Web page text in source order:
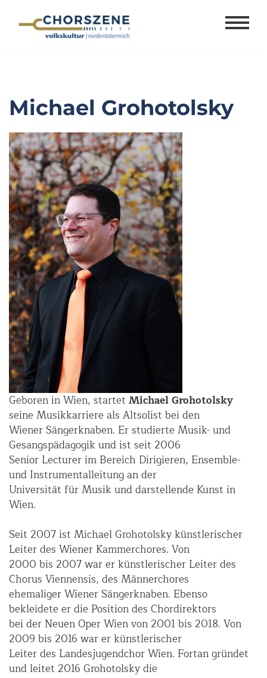
Michael Grohotolsky
Geboren in Wien, startet Michael Grohotolsky
seine Musikkarriere als Altsolist bei den
Wiener Sängerknaben. Er studierte Musik- und
Gesangspädagogik und ist seit 2006
Senior Lecturer im Bereich Dirigieren, Ensemble-
und Instrumentalleitung an der
Universität für Musik und darstellende Kunst in
Wien.
Seit 2007 ist Michael Grohotolsky künstlerischer
Leiter des Wiener Kammerchores. Von
2000 bis 2007 war er künstlerischer Leiter des
Chorus Viennensis, des Männerchores
ehemaliger Wiener Sängerknaben. Ebenso
bekleidete er die Position des Chordirektors
bei der Neuen Oper Wien von 2001 bis 2018. Von
2009 bis 2016 war er künstlerischer
Leiter des Landesjugendchor Wien. Fortan gründet
und leitet 2016 Grohotolsky die